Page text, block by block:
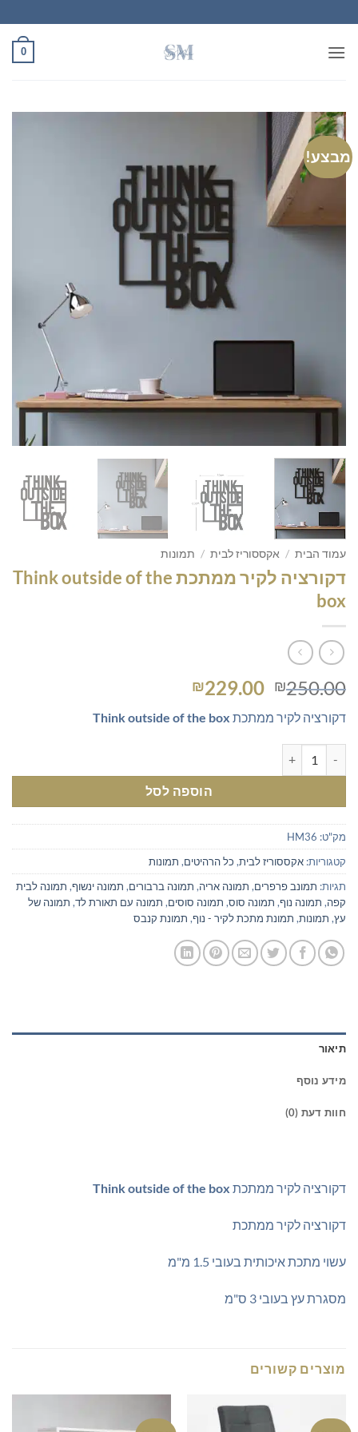
to
content
0
מבצע!
עמוד הבית / אקססוריז לבית / תמונות
דקורציה לקיר ממתכת Think outside of the
box
₪250.00
המחיר
היה:
₪229.00
הוא:
דקורציה לקיר ממתכת Think outside of the box
הוספה לסל
מק"ט: HM36
קטגוריות: אקססוריז לבית, כל הרהיטים, תמונות
תגיות: תמונב פרפרים, תמונה אריה, תמונה ברבורים, תמונה ינשוף, תמונה לבית
קפה, תמונה נוף, תמונה סוס, תמונה סוסים, תמונה עם תאורת לד, תמונה של
עץ, תמונות, תמונת מתכת לקיר - נוף, תמונת קנבס
תיאור
מידע נוסף
חוות דעת (0)
דקורציה לקיר ממתכת Think outside of the box
דקורציה לקיר ממתכת
עשוי מתכת איכותית בעובי 1.5 מ"מ
מסגרת עץ בעובי 3 ס"מ
מוצרים קשורים